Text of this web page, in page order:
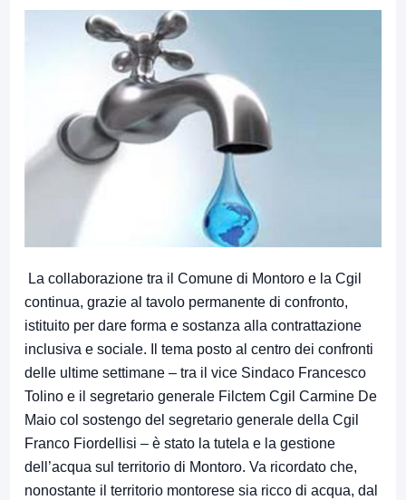
La collaborazione tra il Comune di Montoro e la Cgil
continua, grazie al tavolo permanente di confronto,
istituito per dare forma e sostanza alla contrattazione
inclusiva e sociale. Il tema posto al centro dei confronti
delle ultime settimane – tra il vice Sindaco Francesco
Tolino e il segretario generale Filctem Cgil Carmine De
Maio col sostengo del segretario generale della Cgil
Franco Fiordellisi – è stato la tutela e la gestione
dell’acqua sul territorio di Montoro. Va ricordato che,
nonostante il territorio montorese sia ricco di acqua, dal